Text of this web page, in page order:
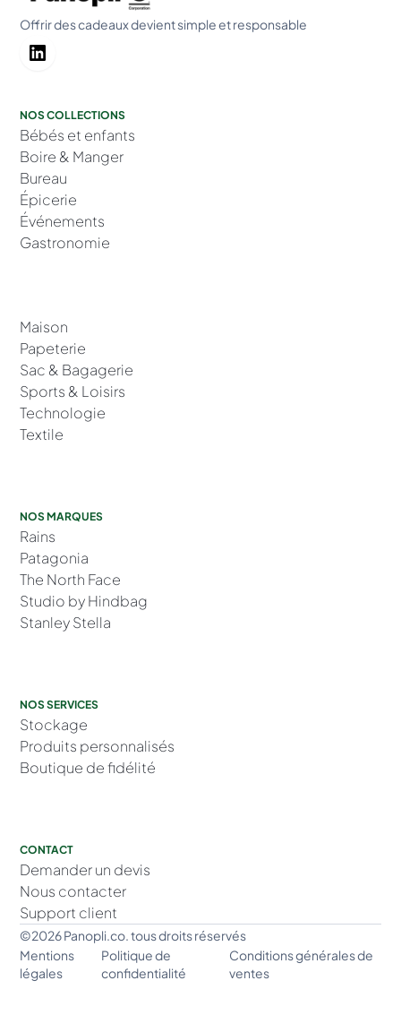
Offrir des cadeaux devient simple et responsable
NOS COLLECTIONS
Bébés et enfants
Boire & Manger
Bureau
Épicerie
Événements
Gastronomie
Maison
Papeterie
Sac & Bagagerie
Sports & Loisirs
Technologie
Textile
NOS MARQUES
Rains
Patagonia
The North Face
Studio by Hindbag
Stanley Stella
NOS SERVICES
Stockage
Produits personnalisés
Boutique de fidélité
CONTACT
Demander un devis
Nous contacter
Support client
©2026 Panopli.co. tous droits réservés
Mentions
légales
Politique de
confidentialité
Conditions générales de
ventes